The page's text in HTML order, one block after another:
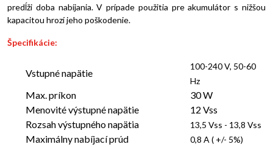
predĺži doba nabíjania. V prípade použitia pre akumulátor s nižšou
kapacitou hrozí jeho poškodenie.
Špecifikácie:
Vstupné napätie
100-240 V, 50-60
Hz
Max. príkon
30 W
Menovité výstupné napätie
12 Vss
Rozsah výstupného napätia
13,5 Vss - 13,8 Vss
Maximálny nabíjací prúd 0,8 A ( +/- 5%)